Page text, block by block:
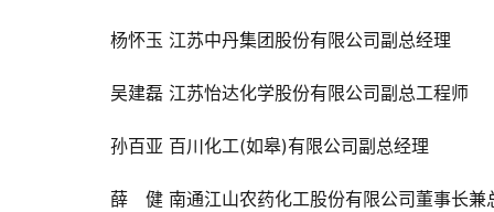
杨怀玉 江苏中丹集团股份有限公司副总经理
吴建磊 江苏怡达化学股份有限公司副总工程师
孙百亚 百川化工(如皋)有限公司副总经理
薛　健 南通江山农药化工股份有限公司董事长兼